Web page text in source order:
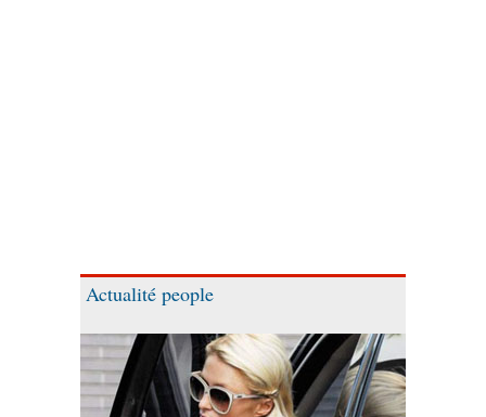
Actualité people